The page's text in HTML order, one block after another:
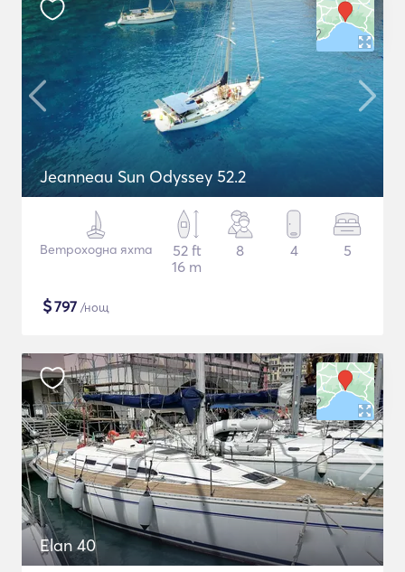
Jeanneau Sun Odyssey 52.2
Ветроходна яхта
52 ft
16 m
8 4 5
$797 /нощ
Elan 40